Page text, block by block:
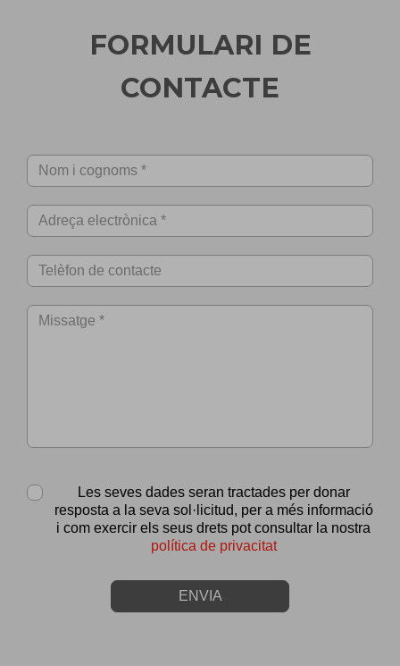
FORMULARI DE
CONTACTE
Les seves dades seran tractades per donar
resposta a la seva sol·licitud, per a més informació
i com exercir els seus drets pot consultar la nostra
política de privacitat
ENVIA